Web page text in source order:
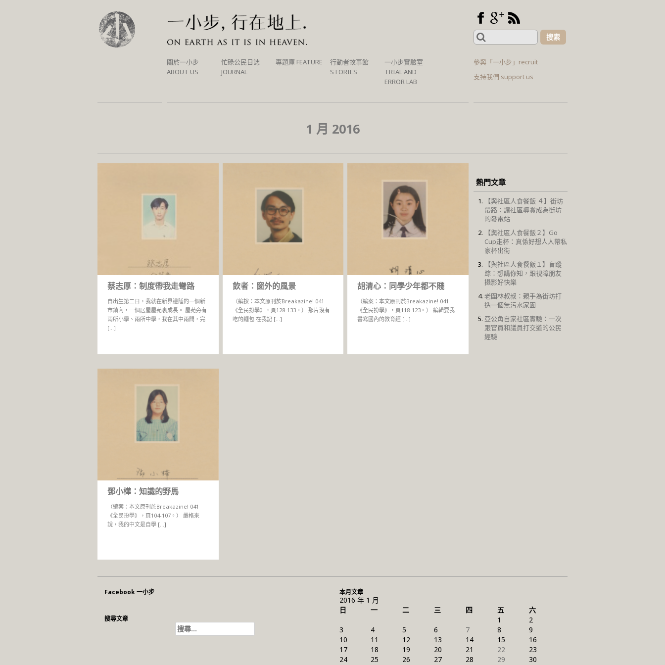
Search
for:
SKIP
TO
關於一小步
ABOUT US
忙碌公民日誌
JOURNAL
專題庫 FEATURE
行動者故事館
STORIES
一小步實驗室
TRIAL AND
ERROR LAB
參與「一小步」recruit
支持我們 support us
1 月 2016
蔡志厚：制度帶我走彎路
自出生第二日，我就在新界邊陲的一個新
市鎮內，一個居屋屋苑裏成長。 屋苑旁有
兩所小學、兩所中學，我在其中兩間，完
[…]
飲者：窗外的風景
（編按：本文原刊於Breakazine! 041
《全民扮學》，頁128-133。） 那片沒有
吃的麵包 在我記 […]
胡清心：同學少年都不賤
（編案：本文原刊於Breakazine! 041
《全民扮學》，頁118-123。） 編輯要我
書寫國內的教育經 […]
鄧小樺：知識的野馬
（編案：本文原刊於Breakazine! 041
《全民扮學》，頁104-107。） 嚴格來
說，我的中文是自學 […]
熱門文章
【與社區人食餐飯 ４】街坊
帶路：讓社區導賞成為街坊
的發電站
【與社區人食餐飯２】Go
Cup走杯：真係好想人人帶私
家杯出街
【與社區人食餐飯１】盲蹤
踪：想講你知，跟視障朋友
攝影好快樂
老圍林叔叔：親手為街坊打
造一個無污水家園
亞公角自家社區實驗：一次
跟官員和議員打交道的公民
經驗
Facebook 一小步
搜尋文章
搜
尋
本月文章
2016 年 1 月
日
一 二 三 四 五
六
1
2
3
4 5 6 7 8
9
10
11 12 13 14 15
16
17
18 19 20 21 22
23
24
25 26 27 28 29
30